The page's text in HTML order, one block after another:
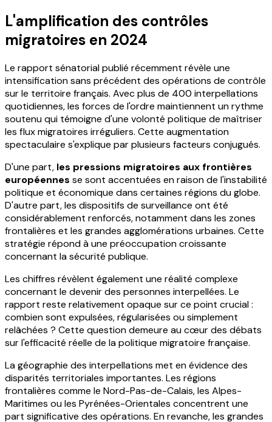
L'amplification des contrôles
migratoires en 2024
Le rapport sénatorial publié récemment révèle une
intensification sans précédent des opérations de contrôle
sur le territoire français. Avec plus de 400 interpellations
quotidiennes, les forces de l'ordre maintiennent un rythme
soutenu qui témoigne d'une volonté politique de maîtriser
les flux migratoires irréguliers. Cette augmentation
spectaculaire s'explique par plusieurs facteurs conjugués.
D'une part, les pressions migratoires aux frontières
européennes se sont accentuées en raison de l'instabilité
politique et économique dans certaines régions du globe.
D'autre part, les dispositifs de surveillance ont été
considérablement renforcés, notamment dans les zones
frontalières et les grandes agglomérations urbaines. Cette
stratégie répond à une préoccupation croissante
concernant la sécurité publique.
Les chiffres révèlent également une réalité complexe
concernant le devenir des personnes interpellées. Le
rapport reste relativement opaque sur ce point crucial :
combien sont expulsées, régularisées ou simplement
relâchées ? Cette question demeure au cœur des débats
sur l'efficacité réelle de la politique migratoire française.
La géographie des interpellations met en évidence des
disparités territoriales importantes. Les régions
frontalières comme le Nord-Pas-de-Calais, les Alpes-
Maritimes ou les Pyrénées-Orientales concentrent une
part significative des opérations. En revanche, les grandes